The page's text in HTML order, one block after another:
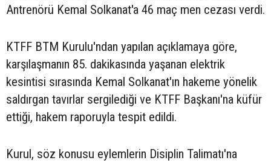
Antrenörü Kemal Solkanat'a 46 maç men cezası verdi.
KTFF BTM Kurulu'ndan yapılan açıklamaya göre,
karşılaşmanın 85. dakikasında yaşanan elektrik
kesintisi sırasında Kemal Solkanat'ın hakeme yönelik
saldırgan tavırlar sergilediği ve KTFF Başkanı'na küfür
ettiği, hakem raporuyla tespit edildi.
Kurul, söz konusu eylemlerin Disiplin Talimatı'na